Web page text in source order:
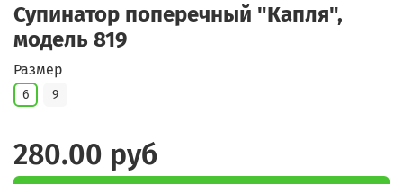
Супинатор поперечный "Капля",
модель 819
Размер
6 9
280.00 руб